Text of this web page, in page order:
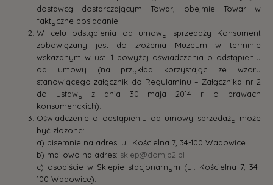
dostawcą dostarczającym Towar, obejmie Towar w
faktyczne posiadanie.
W celu odstąpienia od umowy sprzedaży Konsument
zobowiązany jest do złożenia Muzeum w terminie
wskazanym w ust. 1 powyżej oświadczenia o odstąpieniu
od umowy (na przykład korzystając ze wzoru
stanowiącego załącznik do Regulaminu – Załącznika nr 2
do ustawy z dnia 30 maja 2014 r. o prawach
konsumenckich).
Oświadczenie o odstąpieniu od umowy sprzedaży może
być złożone:
a) pisemnie na adres: ul. Kościelna 7, 34-100 Wadowice
b) mailowo na adres: sklep@domjp2.pl
c) osobiście w Sklepie stacjonarnym (ul. Kościelna 7, 34-
100 Wadowice).